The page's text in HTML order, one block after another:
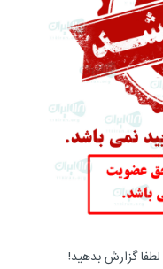
لطفا گزارش بدهید!